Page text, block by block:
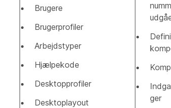
Brugere
Brugerprofiler
Arbejdstyper
Hjælpekode
Desktopprofiler
Desktoplayout
ger